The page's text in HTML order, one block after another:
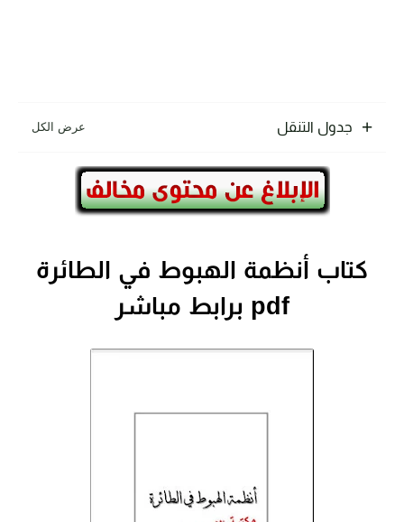
جدول التنقل
كتاب أنظمة الهبوط في الطائرة
pdf برابط مباشر